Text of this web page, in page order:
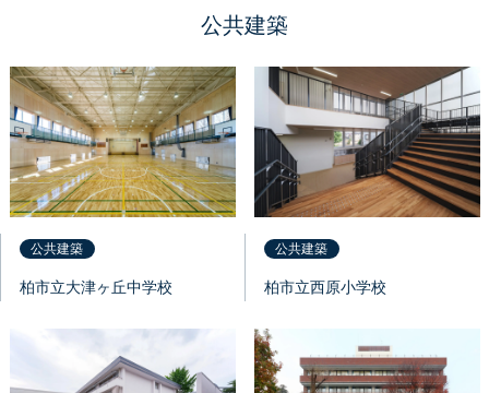
注文住宅
フルオーダー
リフォーム
分譲住宅
公共建築
公共建築
公共建築
柏市立大津ヶ丘中学校
公共建築
柏市立西原小学校